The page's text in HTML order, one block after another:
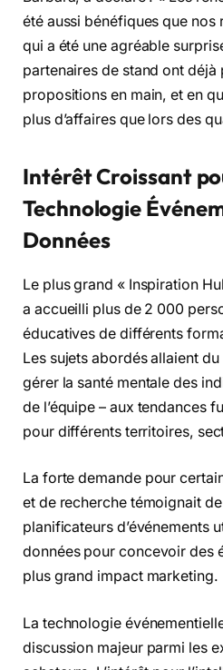
été aussi bénéfiques que nos
qui a été une agréable
partenaires de stand ont déjà
propositions en main, et en
plus d’affaires que lors des
Intérêt Croissant
Technologie
Données
Le plus grand « Inspiration
a accueilli plus de 2 000
éducatives de différents
Les sujets abordés allaient
gérer la santé mentale des
de l’équipe – aux tendances
pour différents territoires,
La forte demande pour
et de recherche témoignait
planificateurs d’événements
données pour concevoir des
plus grand impact marketing.
La technologie
discussion majeur parmi les